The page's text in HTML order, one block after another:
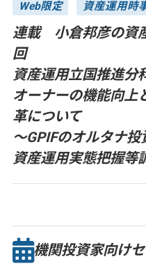
Web限定 資産運用時
連載 小倉邦彦の資
回
資産運用立国推進分
オーナーの機能向上
革について
～GPIFのオルタナ
資産運用実態把握等
機関投資家向け